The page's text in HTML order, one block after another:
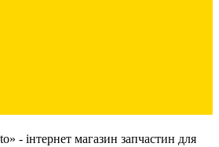
- інтернет магазин запчастин для